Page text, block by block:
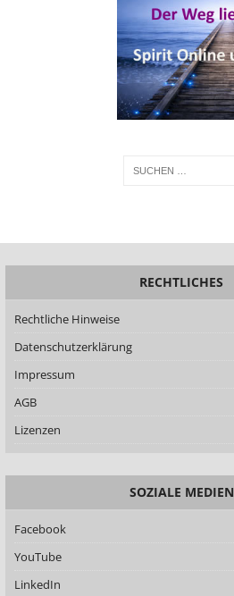
RECHTLICHES
Rechtliche Hinweise
Datenschutzerklärung
Impressum
AGB
Lizenzen
SOZIALE MEDIEN
Facebook
YouTube
LinkedIn